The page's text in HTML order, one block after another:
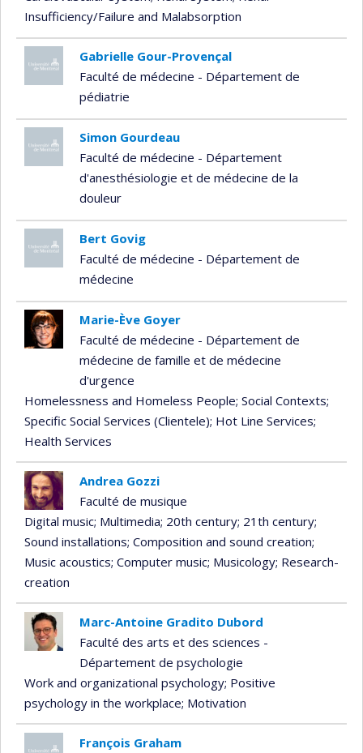
Insufficiency/Failure and Malabsorption
Gabrielle Gour-Provençal
Faculté de médecine - Département de
pédiatrie
Simon Gourdeau
Faculté de médecine - Département
d'anesthésiologie et de médecine de la
douleur
Bert Govig
Faculté de médecine - Département de
médecine
Marie-Ève Goyer
Faculté de médecine - Département de
médecine de famille et de médecine
d'urgence
Homelessness and Homeless People; Social Contexts;
Specific Social Services (Clientele); Hot Line Services;
Health Services
Andrea Gozzi
Faculté de musique
Digital music; Multimedia; 20th century; 21th century;
Sound installations; Composition and sound creation;
Music acoustics; Computer music; Musicology; Research-
creation
Marc-Antoine Gradito Dubord
Faculté des arts et des sciences -
Département de psychologie
Work and organizational psychology; Positive
psychology in the workplace; Motivation
François Graham